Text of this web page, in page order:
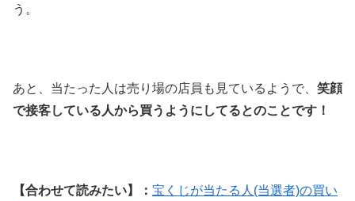
う。
あと、当たった人は売り場の店員も見ているようで、 笑顔
で接客している人から買うようにしてるとのことです！
【合わせて読みたい】： 宝くじが当たる人(当選者)の買い